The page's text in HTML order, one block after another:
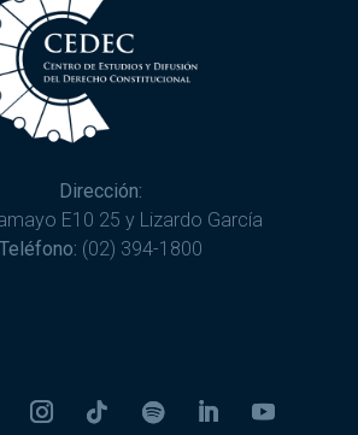
Dirección:
E10 25 y Lizardo García
Teléfono: (02) 394-1800